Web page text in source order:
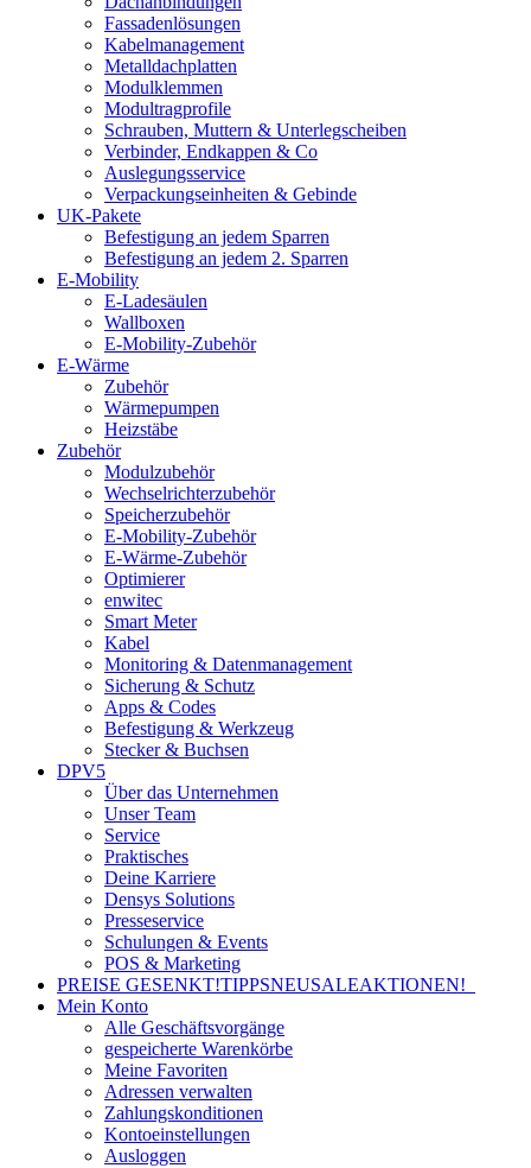
Fassadenlösungen
Kabelmanagement
Metalldachplatten
Modulklemmen
Modultragprofile
Schrauben, Muttern & Unterlegscheiben
Verbinder, Endkappen & Co
Auslegungsservice
Verpackungseinheiten & Gebinde
UK-Pakete
Befestigung an jedem Sparren
Befestigung an jedem 2. Sparren
E-Mobility
E-Ladesäulen
Wallboxen
E-Mobility-Zubehör
E-Wärme
Zubehör
Wärmepumpen
Heizstäbe
Zubehör
Modulzubehör
Wechselrichterzubehör
Speicherzubehör
E-Mobility-Zubehör
E-Wärme-Zubehör
Optimierer
enwitec
Smart Meter
Kabel
Monitoring & Datenmanagement
Sicherung & Schutz
Apps & Codes
Befestigung & Werkzeug
Stecker & Buchsen
DPV5
Über das Unternehmen
Unser Team
Service
Praktisches
Deine Karriere
Densys Solutions
Presseservice
Schulungen & Events
POS & Marketing
PREISE GESENKT!TIPPSNEUSALEAKTIONEN!
Mein Konto
Alle Geschäftsvorgänge
gespeicherte Warenkörbe
Meine Favoriten
Adressen verwalten
Zahlungskonditionen
Kontoeinstellungen
Ausloggen